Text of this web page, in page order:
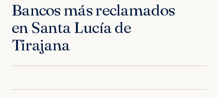
Bancos más reclamados
en Santa Lucía de
Tirajana